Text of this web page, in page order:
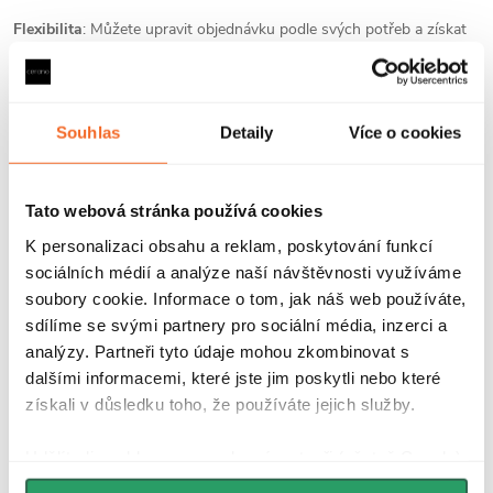
Souhlas Detaily Více o cookies
Tato webová stránka používá cookies
K personalizaci obsahu a reklam, poskytování funkcí
sociálních médií a analýze naší návštěvnosti využíváme
soubory cookie. Informace o tom, jak náš web používáte,
sdílíme se svými partnery pro sociální média, inzerci a
analýzy. Partneři tyto údaje mohou zkombinovat s
dalšími informacemi, které jste jim poskytli nebo které
získali v důsledku toho, že používáte jejich služby.
můžeme používat cookies pro analytiku a
Flexibilita: Můžete upravit objednávku podle svých potřeb a získat
tak nejlepší možnou nabídku.
kontaktního formuláře na našich webových stránkách nebo
telefonicky na infolince +420 227 272 800, kde se vám budou
poradíme, jak nejlépe využít individuálního nacenění pro vaše
objednávky.
Budeme se těšit na vaše dotazy.